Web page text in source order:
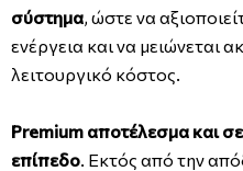
σύστημα, ώστε να
ενέργεια και να μειώνεται
λειτουργικό κόστος.
Premium αποτέλεσμα και σε
επίπεδο. Εκτός από την